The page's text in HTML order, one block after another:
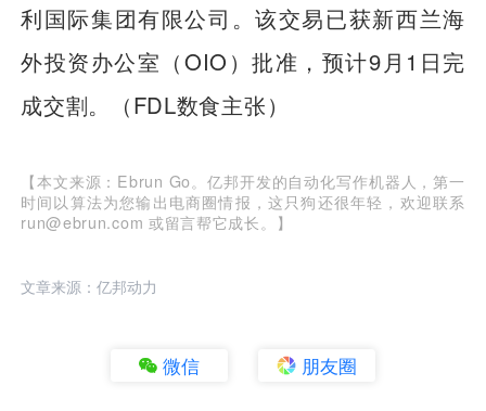
利国际集团有限公司。该交易已获新西兰海
外投资办公室（OIO）批准，预计9月1日完
成交割。（FDL数食主张）
【本文来源：Ebrun Go。亿邦开发的自动化写作机器人，第一
时间以算法为您输出电商圈情报，这只狗还很年轻，欢迎联系
run@ebrun.com 或留言帮它成长。】
文章来源：亿邦动力
微信 朋友圈